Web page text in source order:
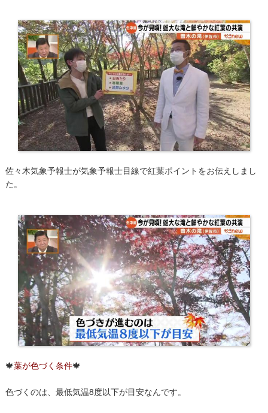
佐々木気象予報士が気象予報士目線で紅葉ポイントをお伝えしまし
た。
🍁葉が色づく条件🍁
色づくのは、最低気温8度以下が目安なんです。